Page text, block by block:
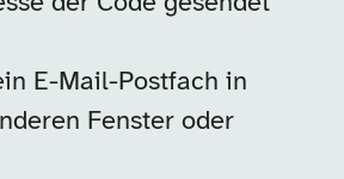
E-Mail-Postfach in
Fenster oder